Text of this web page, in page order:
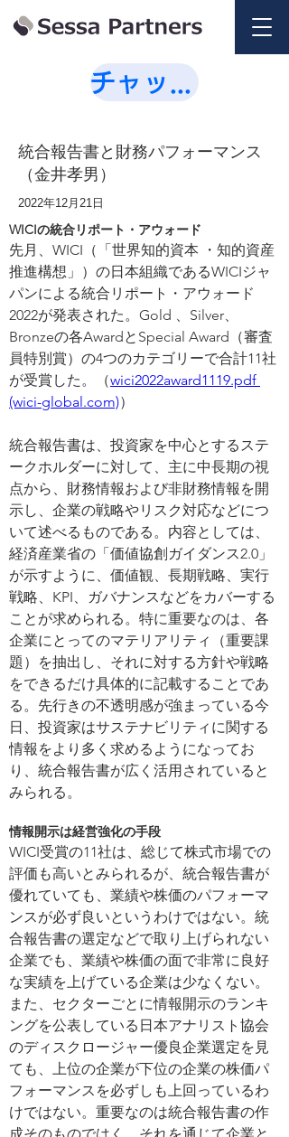
統合報告書と財務パフォーマンス
（金井孝男）
2022年12月21日
WICIの統合リポート・アウォード
先月、WICI（「世界知的資本 ・知的資産
推進構想」）の日本組織であるWICIジャ
パンによる統合リポート・アウォード
2022が発表された。Gold 、Silver、
Bronzeの各AwardとSpecial Award（審査
員特別賞）の4つのカテゴリーで合計11社
が受賞した。（wici2022award1119.pdf
(wici-global.com)）
統合報告書は、投資家を中心とするステ
ークホルダーに対して、主に中長期の視
点から、財務情報および非財務情報を開
示し、企業の戦略やリスク対応などにつ
いて述べるものである。内容としては、
経済産業省の「価値協創ガイダンス2.0」
が示すように、価値観、長期戦略、実行
戦略、KPI、ガバナンスなどをカバーする
ことが求められる。特に重要なのは、各
企業にとってのマテリアリティ（重要課
題）を抽出し、それに対する方針や戦略
をできるだけ具体的に記載することであ
る。先行きの不透明感が強まっている今
日、投資家はサステナビリティに関する
情報をより多く求めるようになってお
り、統合報告書が広く活用されていると
みられる。
情報開示は経営強化の手段
WICI受賞の11社は、総じて株式市場での
評価も高いとみられるが、統合報告書が
優れていても、業績や株価のパフォーマ
ンスが必ず良いというわけではない。統
合報告書の選定などで取り上げられない
企業でも、業績や株価の面で非常に良好
な実績を上げている企業は少なくない。
また、セクターごとに情報開示のランキ
ングを公表している日本アナリスト協会
のディスクロージャー優良企業選定を見
ても、上位の企業が下位の企業の株価パ
フォーマンスを必ずしも上回っているわ
けではない。重要なのは統合報告書の作